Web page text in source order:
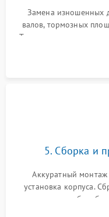
Замена изношенных
валов, тормозных
Тщательная очистка
лазера (LSU)
5. Сборка и
Аккуратный
установка корпуса.
счетчиков
обновление прошивки